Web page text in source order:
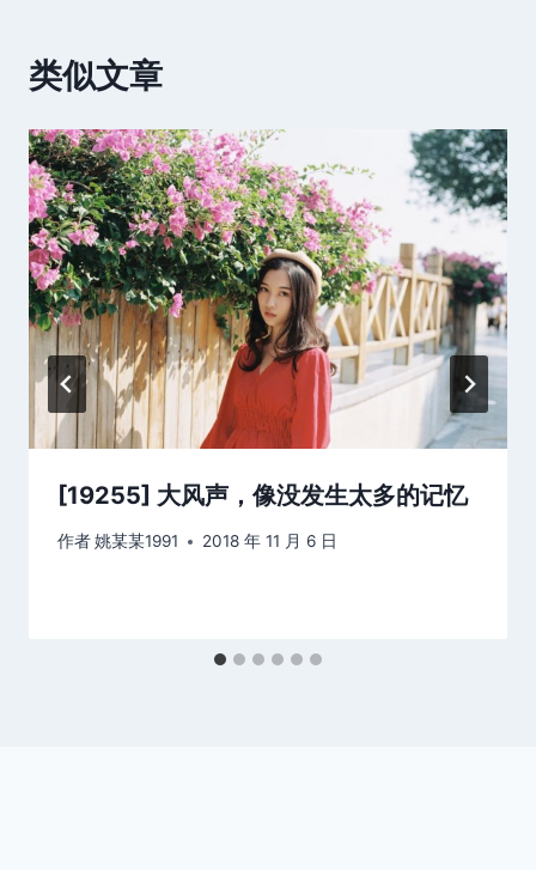
类似文章
[19255] 大风声，像没发生太多的记忆
作者姚某某1991 2018 年 11 月 6 日